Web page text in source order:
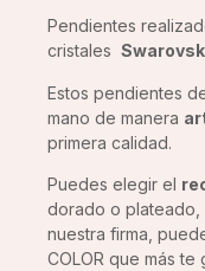
Pendientes
cristales
Estos pendientes
mano de manera
primera calidad.
Puedes elegir el
dorado o
nuestra firma,
COLOR que más